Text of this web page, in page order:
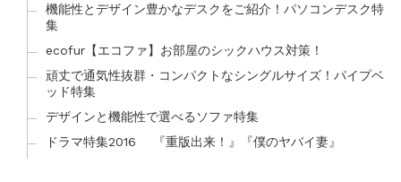
機能性とデザイン豊かなデスクをご紹介！パソコンデスク特
集
ecofur【エコファ】お部屋のシックハウス対策！
頑丈で通気性抜群・コンパクトなシングルサイズ！パイプベ
ッド特集
デザインと機能性で選べるソファ特集
ドラマ特集2016 『重版出来！』『僕のヤバイ妻』